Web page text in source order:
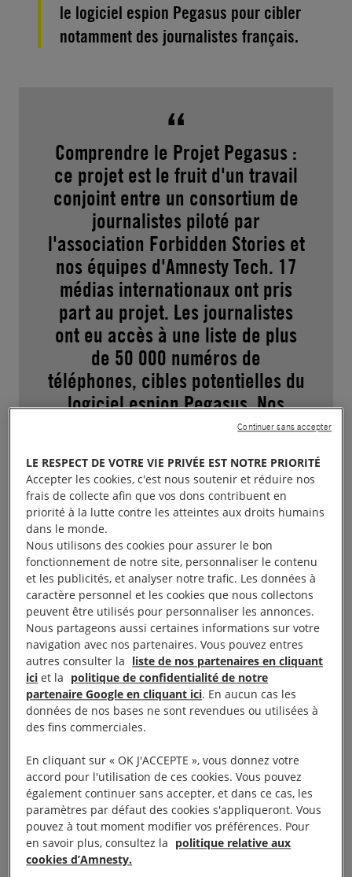
le logiciel espion Pegasus pour cibler
notamment des journalistes français.
Comprendre le Projet Pegasus :
ce projet est le fruit d'un travail
conjoint entre un consortium de
journalistes piloté par
l'association Forbidden Stories et
nos équipes d'Amnesty Tech. 17
médias internationaux ont pris
part au projet. Les journalistes
ont eu accès à une liste de plus
de 50 000 numéros de
téléphones, cibles potentielles du
logiciel espion Pegasus. Nos
équipes du Security Lab
analysé certains de ces
téléphones et ont pu confirmer
qu'ils avaient bien été infiltrés
par Pegasus.
LeMarocest l’un des clients du logiciel Pegasus
conçu par l’entreprise israélienne NSO Group. Il en
fait un usage démesuré, qui viole les droits
fondamentaux. D’après les données récoltées dans
le cadre du Projet Pegasus, sur les50 000 cibles
seul, ciblé10 000 numéros de téléphone.
Les recherches des journalistes confirment que le
Maroc a utilisé Pegasus pour viser des journalistes
et des responsables des grands médias du pays.
Ces révélations sont encore plus fracassantes et
LE RESPECT DE VOTRE VIE PRIVÉE EST NOTRE PRIORITÉ
Accepter les cookies, c'est nous soutenir et réduire nos
frais de collecte afin que vos dons contribuent en
priorité à la lutte contre les atteintes aux droits humains
dans le monde.
Nous utilisons des cookies pour assurer le bon
fonctionnement de notre site, personnaliser le contenu
et les publicités, et analyser notre trafic. Les données à
caractère personnel et les cookies que nous collectons
peuvent être utilisés pour personnaliser les annonces.
Nous partageons aussi certaines informations sur votre
navigation avec nos partenaires. Vous pouvez entres
autres consulter la liste de nos partenaires en cliquant
ici et la politique de confidentialité de notre
partenaire Google en cliquant ici. En aucun cas les
données de nos bases ne sont revendues ou utilisées à
des fins commerciales.
En cliquant sur « OK J'ACCEPTE », vous donnez votre
accord pour l'utilisation de ces cookies. Vous pouvez
également continuer sans accepter, et dans ce cas, les
paramètres par défaut des cookies s'appliqueront. Vous
pouvez à tout moment modifier vos préférences. Pour
en savoir plus, consultez la politique relative aux
cookies d’Amnesty.
Continuer sans accepter